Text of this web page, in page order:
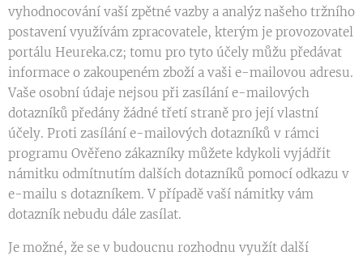
vyhodnocování vaší zpětné vazby a analýz našeho tržního
postavení využívám zpracovatele, kterým je provozovatel
portálu Heureka.cz; tomu pro tyto účely můžu předávat
informace o zakoupeném zboží a vaši e-mailovou adresu.
Vaše osobní údaje nejsou při zasílání e-mailových
dotazníků předány žádné třetí straně pro její vlastní
účely. Proti zasílání e-mailových dotazníků v rámci
programu Ověřeno zákazníky můžete kdykoli vyjádřit
námitku odmítnutím dalších dotazníků pomocí odkazu v
e-mailu s dotazníkem. V případě vaší námitky vám
dotazník nebudu dále zasílat.
Je možné, že se v budoucnu rozhodnu využít další